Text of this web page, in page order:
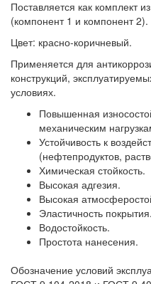
Поставляется как комплект
(компонент 1 и компонент 2).
Цвет: красно-коричневый.
Применяется для
конструкций,
условиях.
Повышенная
механическим
Устойчивость к
(нефтепродуктов,
Химическая стойкость.
Высокая адгезия.
Высокая
Эластичность покрытия.
Водостойкость.
Простота нанесения.
Обозначение условий